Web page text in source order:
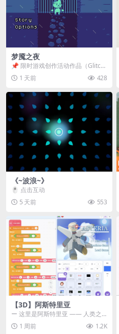
梦魇之夜
📌 限时游戏创作活动作品（Glitch
Game Jam） 📖 故事背景 怪物四...
1 天前 428
《~波浪~》
🖱️ 点击互动
5 天前
553
【3D】阿斯特里亚
ー 这里是阿斯特里亚 —— 人类之
罪与未来希望交汇之地 📖 游戏简
介 《阿斯特里...
1 周前 1.2K